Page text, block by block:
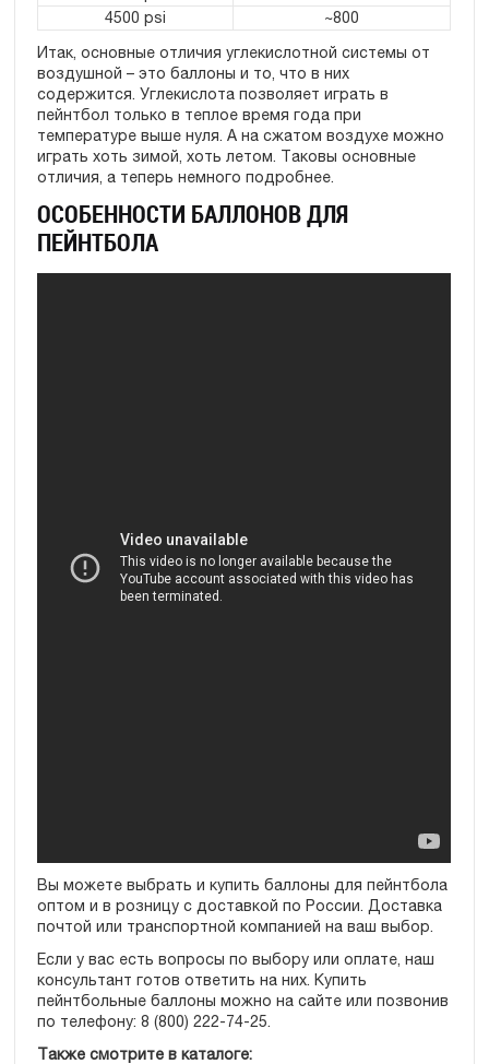
4500 psi
~800
Итак, основные отличия углекислотной системы от
воздушной – это баллоны и то, что в них
содержится. Углекислота позволяет играть в
пейнтбол только в теплое время года при
температуре выше нуля. А на сжатом воздухе можно
играть хоть зимой, хоть летом. Таковы основные
отличия, а теперь немного подробнее.
ОСОБЕННОСТИ БАЛЛОНОВ ДЛЯ
ПЕЙНТБОЛА
Вы можете выбрать и купить баллоны для пейнтбола
оптом и в розницу с доставкой по России. Доставка
почтой или транспортной компанией на ваш выбор.
Если у вас есть вопросы по выбору или оплате, наш
консультант готов ответить на них. Купить
пейнтбольные баллоны можно на сайте или позвонив
по телефону: 8 (800) 222-74-25.
Также смотрите в каталоге: